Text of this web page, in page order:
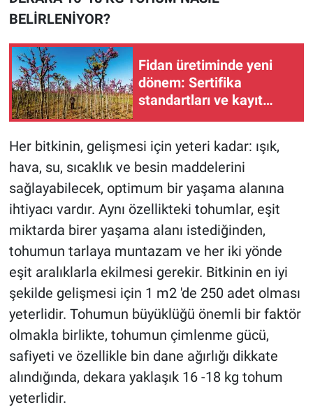
BELİRLENİYOR?
Fidan üretiminde yeni
dönem: Sertifika
standartları ve kayıt
kuralları sil baştan!
Her bitkinin, gelişmesi için yeteri kadar: ışık,
hava, su, sıcaklık ve besin maddelerini
sağlayabilecek, optimum bir yaşama alanına
ihtiyacı vardır. Aynı özellikteki tohumlar, eşit
miktarda birer yaşama alanı istediğinden,
tohumun tarlaya muntazam ve her iki yönde
eşit aralıklarla ekilmesi gerekir. Bitkinin en iyi
şekilde gelişmesi için 1 m2 'de 250 adet olması
yeterlidir. Tohumun büyüklüğü önemli bir faktör
olmakla birlikte, tohumun çimlenme gücü,
safiyeti ve özellikle bin dane ağırlığı dikkate
alındığında, dekara yaklaşık 16 -18 kg tohum
yeterlidir.